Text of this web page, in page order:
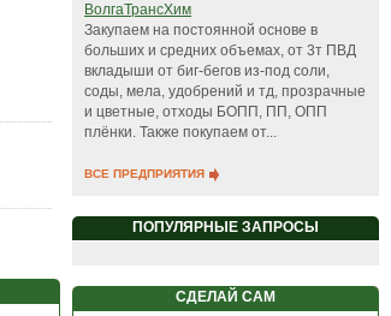
ВолгаТрансХим
Закупаем на постоянной основе в
больших и средних объемах, от 3т ПВД
вкладыши от биг-бегов из-под соли,
соды, мела, удобрений и тд, прозрачные
и цветные, отходы БОПП, ПП, ОПП
плёнки. Также покупаем от...
ВСЕ ПРЕДПРИЯТИЯ
ПОПУЛЯРНЫЕ ЗАПРОСЫ
СДЕЛАЙ САМ